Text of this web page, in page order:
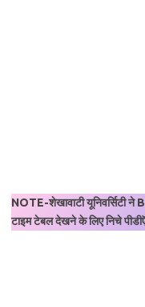
NOTE-शेखावाटी यूनिवर्सिटी ने
टाइम टेबल देखने के लिए निचे